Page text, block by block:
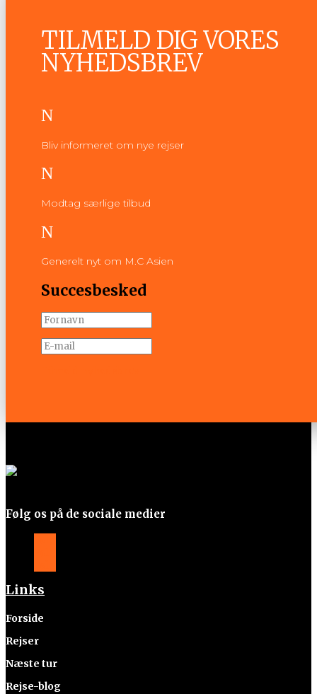
TILMELD DIG VORES
NYHEDSBREV
N
Bliv informeret om nye rejser
N
Modtag særlige tilbud
N
Generelt nyt om M.C Asien
Succesbesked
Følg os på de sociale medier
Links
Forside
Rejser
Næste tur
Rejse-blog